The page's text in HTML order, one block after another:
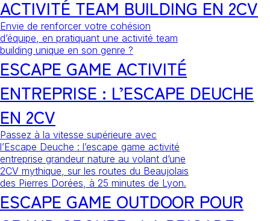
ACTIVITÉ TEAM BUILDING EN 2CV
Envie de renforcer votre cohésion
d’équipe, en pratiquant une activité team
building unique en son genre ?
ESCAPE GAME ACTIVITÉ
ENTREPRISE : L’ESCAPE DEUCHE
EN 2CV
Passez à la vitesse supérieure avec
l’Escape Deuche : l’escape game activité
entreprise grandeur nature au volant d’une
2CV mythique, sur les routes du Beaujolais
des Pierres Dorées, à 25 minutes de Lyon.
ESCAPE GAME OUTDOOR POUR